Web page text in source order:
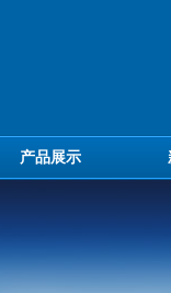
产品展示